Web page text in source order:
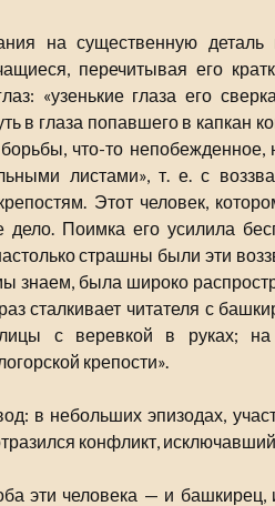
на существенную деталь
перечитывая его
«узенькие глаза его
в глаза попавшего в капкан
борьбы, что-то
листами», т. е. с
Этот человек,
Поимка его усилила
страшны были эти
знаем, была широко
сталкивает читателя с
с веревкой в руках;
крепости».
в небольших эпизодах,
конфликт,
эти человека — и